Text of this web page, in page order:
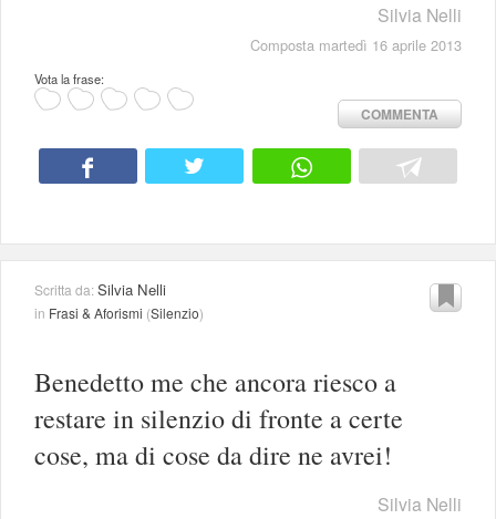
Silvia Nelli
Composta martedì 16 aprile 2013
Vota la frase:
COMMENTA
Scritta da:Silvia Nelli
in Frasi & Aforismi (Silenzio)
Benedetto me che ancora riesco a
restare in silenzio di fronte a certe
cose, ma di cose da dire ne avrei!
Silvia Nelli